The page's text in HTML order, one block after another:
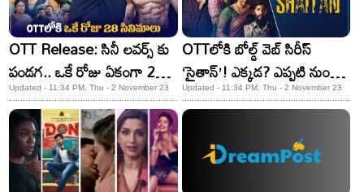
OTT Release: సినీ లవర్స్ కు
పండగ.. ఒకే రోజు ఏకంగా 28
సినిమాలు
Updated - 11:34 PM, Thu - 2 November 23
OTTలోకి బోల్డ్ వెబ్ సిరీస్
‘సైతాన్’! ఎక్కడ? ఎప్పటి నుంచి
చూడొచ్చంటే?
Updated - 11:34 PM, Thu - 2 November 23